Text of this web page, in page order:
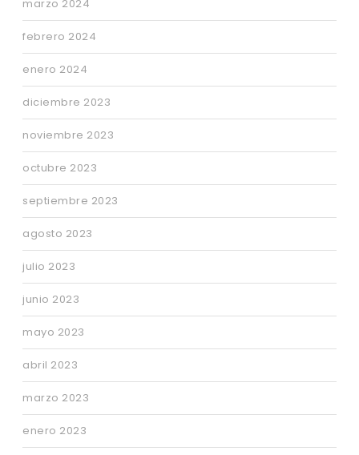
marzo 2024
febrero 2024
enero 2024
diciembre 2023
noviembre 2023
octubre 2023
septiembre 2023
agosto 2023
julio 2023
junio 2023
mayo 2023
abril 2023
marzo 2023
enero 2023